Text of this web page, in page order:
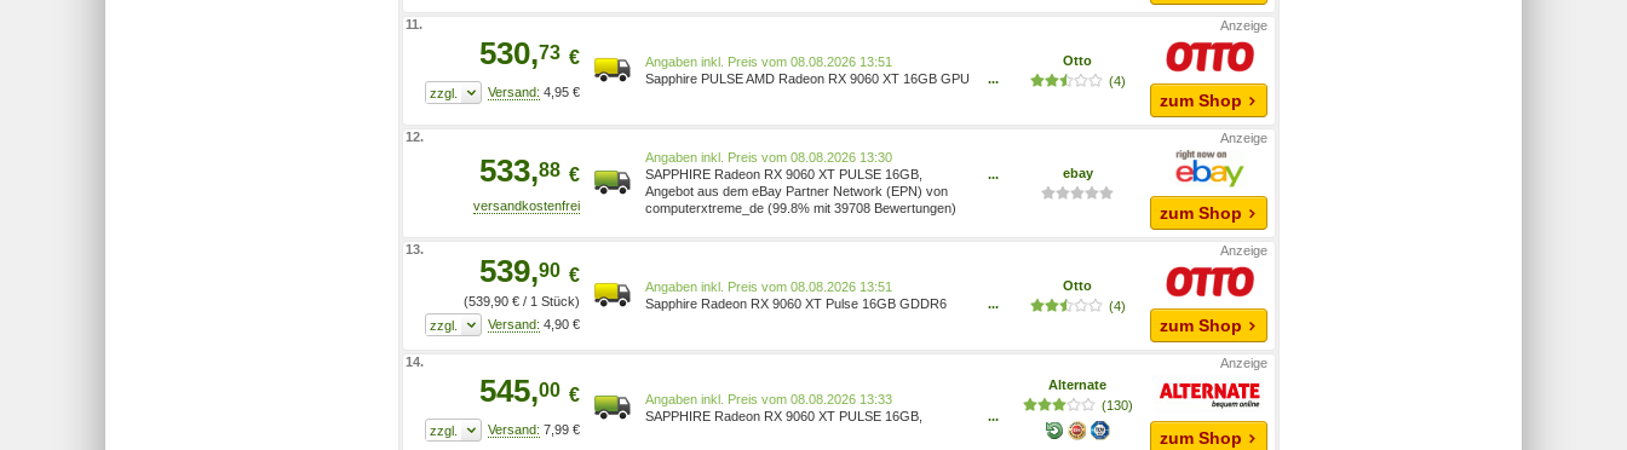
11.
530,73 €
4,95 €
Preis vom 08.08.2026 13:51
Sapphire PULSE AMD Radeon RX 9060 XT 16GB GPU
...
Otto
(4)
zum Shop
12.
533,88 €
Preis vom 08.08.2026 13:30
SAPPHIRE Radeon RX 9060 XT PULSE 16GB,
Grafikkarte 11350-03-20G
...
Angebot aus dem eBay Partner Network (EPN) von
computerxtreme_de (99.8% mit 39708 Bewertungen)
ebay
zum Shop
13.
539,90 €
(539,90 € / 1 Stück)
4,90 €
Preis vom 08.08.2026 13:51
Sapphire Radeon RX 9060 XT Pulse 16GB GDDR6
...
Otto
(4)
zum Shop
14.
545,00 €
7,99 €
Preis vom 08.08.2026 13:33
SAPPHIRE Radeon RX 9060 XT PULSE 16GB,
...
Alternate
(130)
zum Shop